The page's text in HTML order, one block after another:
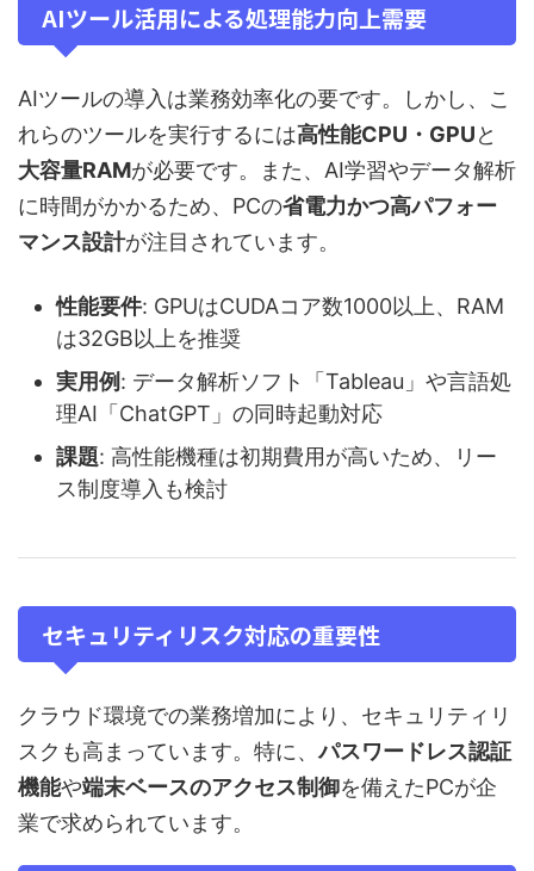
AIツール活用による処理能力向上需要
AIツールの導入は業務効率化の要です。しかし、こ
れらのツールを実行するには高性能CPU・GPUと
大容量RAMが必要です。また、AI学習やデータ解析
に時間がかかるため、PCの省電力かつ高パフォー
マンス設計が注目されています。
性能要件: GPUはCUDAコア数1000以上、RAM
は32GB以上を推奨
実用例: データ解析ソフト「Tableau」や言語処
理AI「ChatGPT」の同時起動対応
課題: 高性能機種は初期費用が高いため、リー
ス制度導入も検討
セキュリティリスク対応の重要性
クラウド環境での業務増加により、セキュリティリ
スクも高まっています。特に、パスワードレス認証
機能や端末ベースのアクセス制御を備えたPCが企
業で求められています。